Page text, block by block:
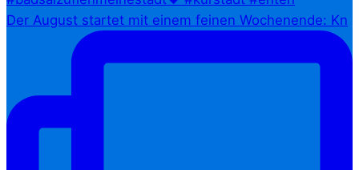
Der August startet mit einem feinen Wochenende: Kn